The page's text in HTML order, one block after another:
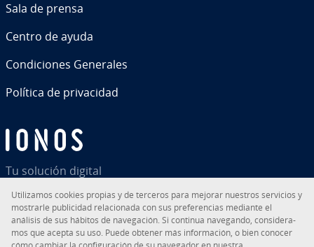
Tu solución digital
Sala de prensa
Centro de ayuda
Co­n­di­cio­nes Generales
Política de pri­va­ci­dad
RSS LinkedIntiktok InstagramFacebookYouTube
Uti­li­za­mos cookies propias y de terceros para mejorar nuestros servicios y
mostrarle pu­bli­ci­dad re­la­cio­na­da con sus pre­fe­re­n­cias mediante el
análisis de sus hábitos de na­ve­ga­ción. Si continua navegando, co­n­si­de­ra­
mos que acepta su uso. Puede obtener más in­fo­r­ma­ción, o bien conocer